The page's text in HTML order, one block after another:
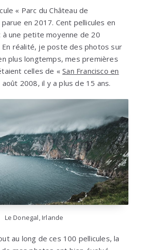
« Parc du Château de
en 2017. Cent pellicules en
à une petite moyenne de 20
En réalité, je poste des photos sur
plus longtemps, mes premières
celles de «San Francisco en
août 2008, il y a plus de 15 ans.
Le Donegal, Irlande
au long de ces 100 pellicules, la